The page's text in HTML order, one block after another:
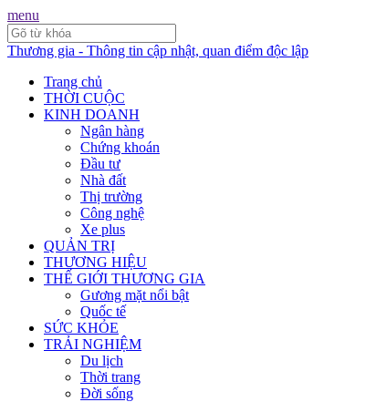
menu
Thương gia - Thông tin cập nhật, quan điểm độc lập
Trang chủ
THỜI CUỘC
KINH DOANH
Ngân hàng
Chứng khoán
Đầu tư
Nhà đất
Thị trường
Công nghệ
Xe plus
QUẢN TRỊ
THƯƠNG HIỆU
THẾ GIỚI THƯƠNG GIA
Gương mặt nổi bật
Quốc tế
SỨC KHỎE
TRẢI NGHIỆM
Du lịch
Thời trang
Đời sống